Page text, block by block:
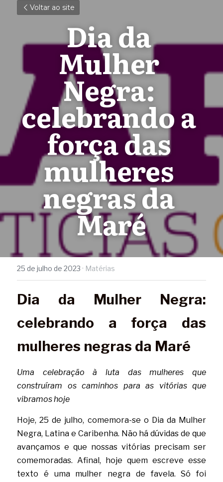
Voltar ao site
Dia da
Mulher
Negra:
celebrando a
força das
mulheres
negras da
Maré
25 de julho de 2023 · Matérias
Dia da Mulher Negra:
celebrando a força das
mulheres negras da Maré
Uma celebração à luta das mulheres que
construíram os caminhos para as vitórias que
vibramos hoje
Hoje, 25 de julho, comemora-se o Dia da Mulher
Negra, Latina e Caribenha. Não há dúvidas de que
avançamos e que nossas vitórias precisam ser
comemoradas. Afinal, hoje quem escreve esse
texto é uma mulher negra de favela. Só foi